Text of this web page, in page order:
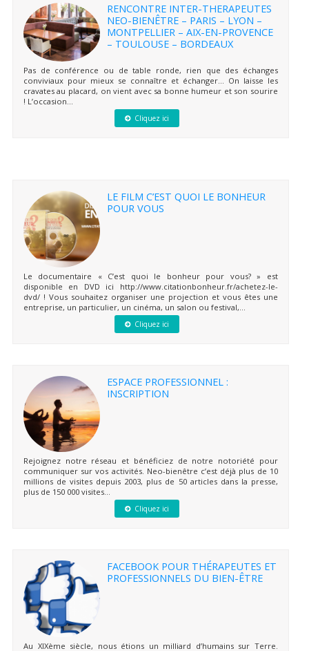
RENCONTRE INTER-THERAPEUTES
NEO-BIENÊTRE – PARIS – LYON –
MONTPELLIER – AIX-EN-PROVENCE
– TOULOUSE – BORDEAUX
Pas de conférence ou de table ronde, rien que des échanges
conviviaux pour mieux se connaître et échanger… On laisse les
cravates au placard, on vient avec sa bonne humeur et son sourire
! L’occasion...
Cliquez ici
LE FILM C’EST QUOI LE BONHEUR
POUR VOUS
Le documentaire « C’est quoi le bonheur pour vous? » est
disponible en DVD ici http://www.citationbonheur.fr/achetez-le-
dvd/ ! Vous souhaitez organiser une projection et vous êtes une
entreprise, un particulier, un cinéma, un salon ou festival,...
Cliquez ici
ESPACE PROFESSIONNEL :
INSCRIPTION
Rejoignez notre réseau et bénéficiez de notre notoriété pour
communiquer sur vos activités. Neo-bienêtre c’est déjà plus de 10
millions de visites depuis 2003, plus de 50 articles dans la presse,
plus de 150 000 visites...
Cliquez ici
FACEBOOK POUR THÉRAPEUTES ET
PROFESSIONNELS DU BIEN-ÊTRE
Au XIXème siècle, nous étions un milliard d’humains sur Terre.